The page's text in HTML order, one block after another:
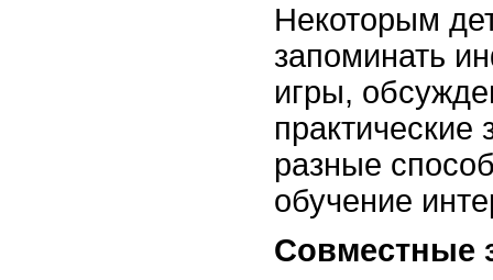
Некоторым
запоминать
игры,
практические
разные
обучение
Совместные